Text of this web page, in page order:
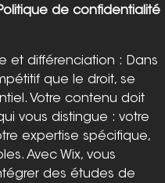
de confidentialité
et différenciation : Dans
que le droit, se
Votre contenu doit
vous distingue : votre
expertise spécifique,
Avec Wix, vous
des études de